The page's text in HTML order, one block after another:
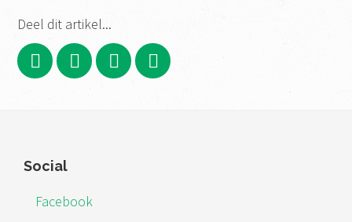
Deel dit artikel...
Footer
Social
Facebook